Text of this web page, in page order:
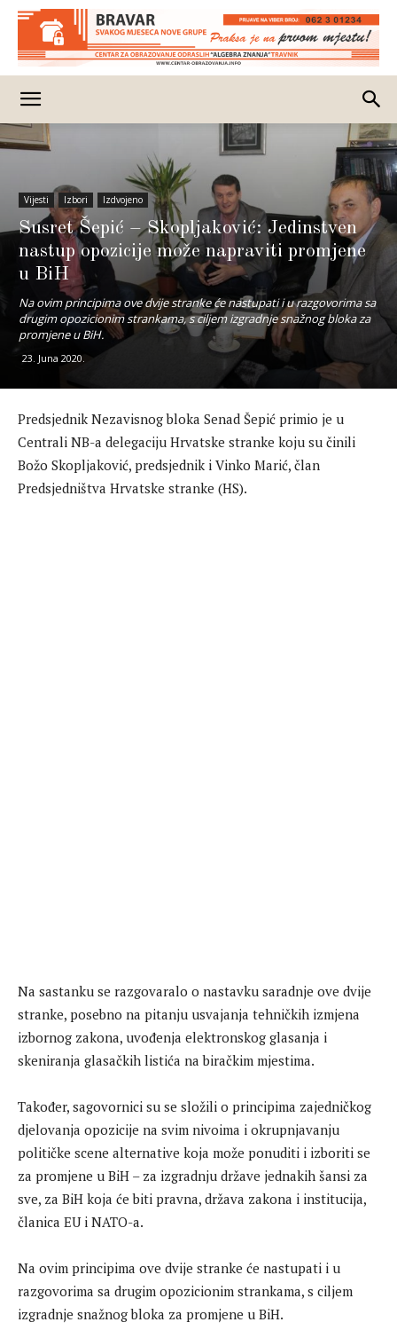
Vijesti Izbori Izdvojeno
Susret Šepić – Skopljaković: Jedinstven
nastup opozicije može napraviti promjene
u BiH
Na ovim principima ove dvije stranke će nastupati i u razgovorima sa
drugim opozicionim strankama, s ciljem izgradnje snažnog bloka za
promjene u BiH.
23. Juna 2020.
Predsjednik Nezavisnog bloka Senad Šepić primio je u
Centrali NB-a delegaciju Hrvatske stranke koju su činili
Božo Skopljaković, predsjednik i Vinko Marić, član
Predsjedništva Hrvatske stranke (HS).
Na sastanku se razgovaralo o nastavku saradnje ove dvije
stranke, posebno na pitanju usvajanja tehničkih izmjena
izbornog zakona, uvođenja elektronskog glasanja i
skeniranja glasačkih listića na biračkim mjestima.
Također, sagovornici su se složili o principima zajedničkog
djelovanja opozicije na svim nivoima i okrupnjavanju
političke scene alternative koja može ponuditi i izboriti se
za promjene u BiH – za izgradnju države jednakih šansi za
sve, za BiH koja će biti pravna, država zakona i institucija,
članica EU i NATO-a.
Na ovim principima ove dvije stranke će nastupati i u
razgovorima sa drugim opozicionim strankama, s ciljem
izgradnje snažnog bloka za promjene u BiH.